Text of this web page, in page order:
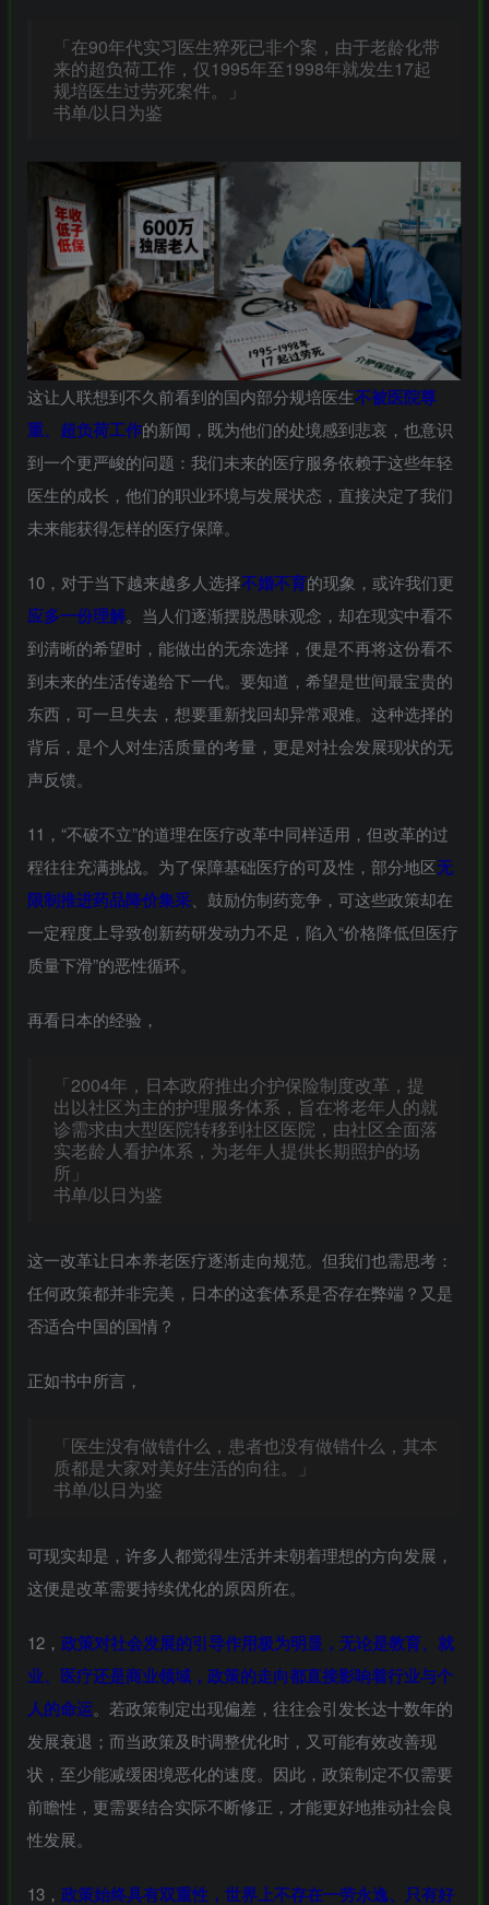
「在90年代实习医生猝死已非个案，由于老龄化带
来的超负荷工作，仅1995年至1998年就发生17起
规培医生过劳死案件。」
书单/以日为鉴
这让人联想到不久前看到的国内部分规培医生不被医院尊
重、超负荷工作的新闻，既为他们的处境感到悲哀，也意识
到一个更严峻的问题：我们未来的医疗服务依赖于这些年轻
医生的成长，他们的职业环境与发展状态，直接决定了我们
未来能获得怎样的医疗保障。
10，对于当下越来越多人选择不婚不育的现象，或许我们更
应多一份理解。当人们逐渐摆脱愚昧观念，却在现实中看不
到清晰的希望时，能做出的无奈选择，便是不再将这份看不
到未来的生活传递给下一代。要知道，希望是世间最宝贵的
东西，可一旦失去，想要重新找回却异常艰难。这种选择的
背后，是个人对生活质量的考量，更是对社会发展现状的无
声反馈。
11，“不破不立”的道理在医疗改革中同样适用，但改革的过
程往往充满挑战。为了保障基础医疗的可及性，部分地区无
限制推进药品降价集采 、鼓励仿制药竞争，可这些政策却在
一定程度上导致创新药研发动力不足，陷入“价格降低但医疗
质量下滑”的恶性循环。
再看日本的经验，
「2004年，日本政府推出介护保险制度改革，提
出以社区为主的护理服务体系，旨在将老年人的就
诊需求由大型医院转移到社区医院，由社区全面落
实老龄人看护体系，为老年人提供长期照护的场
所」
书单/以日为鉴
这一改革让日本养老医疗逐渐走向规范。但我们也需思考：
任何政策都并非完美，日本的这套体系是否存在弊端？又是
否适合中国的国情？
正如书中所言，
「医生没有做错什么，患者也没有做错什么，其本
质都是大家对美好生活的向往。」
书单/以日为鉴
可现实却是，许多人都觉得生活并未朝着理想的方向发展，
这便是改革需要持续优化的原因所在。
12， 政策对社会发展的引导作用极为明显，无论是教育、就
业、医疗还是商业领域，政策的走向都直接影响着行业与个
人的命运。若政策制定出现偏差，往往会引发长达十数年的
发展衰退；而当政策及时调整优化时，又可能有效改善现
状，至少能减缓困境恶化的速度。因此，政策制定不仅需要
前瞻性，更需要结合实际不断修正，才能更好地推动社会良
性发展。
13， 政策始终具有双重性，世界上不存在一劳永逸、只有好